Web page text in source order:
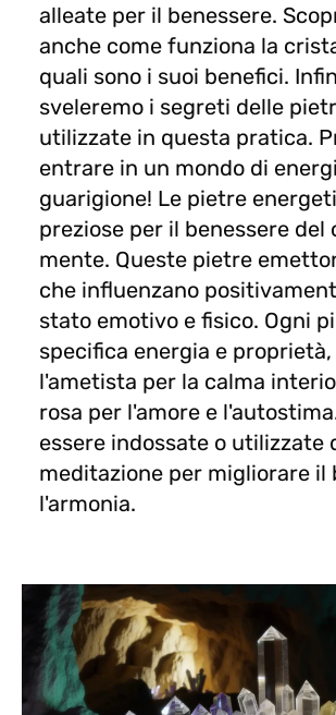
alleate per il benessere.
anche come funziona la
quali sono i suoi benefici.
sveleremo i segreti delle
utilizzate in questa pratica.
entrare in un mondo di
guarigione! Le pietre
preziose per il benessere del
mente. Queste pietre
che influenzano
stato emotivo e fisico. Ogni
specifica energia e
l'ametista per la calma
rosa per l'amore e
essere indossate o utilizzate
meditazione per migliorare il
l'armonia.